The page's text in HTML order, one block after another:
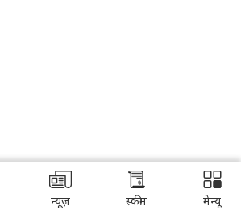
न्यूज़ स्कीम मेन्यू